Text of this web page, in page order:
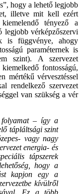
hogy a lehető legjobb
illetve mit kell ezért
tényező a
legjobb vérképzőszervi
is függvénye, ahogy
paraméternek is
szint). A szervezet
fontosságú,
mértékű vérvesztéssel
rendelkező szervezet
van szükség a vér
folyamat – így a
tápláltsági szint
vagy nagy
energia- és
tápszerek
hogy a
kapjon egy a
kívülről